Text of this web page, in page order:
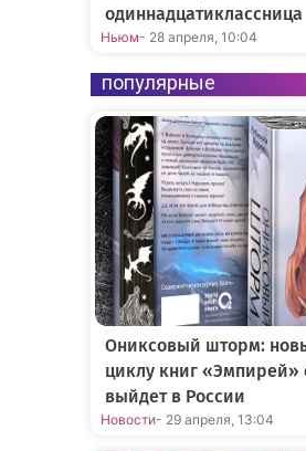
одиннадцатиклассница
Ньюм- 28 апреля, 10:04
популярные
Ониксовый шторм:
циклу книг «Эмпирей»
выйдет в России
Новости- 29 апреля, 13:04